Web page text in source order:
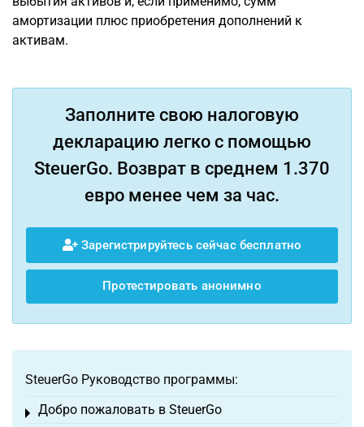
амортизации плюс приобретения дополнений к
активам.
Заполните свою налоговую
декларацию легко с помощью
SteuerGo. Возврат в среднем 1.370
евро менее чем за час.
Зарегистрируйтесь сейчас бесплатно
Протестировать анонимно
SteuerGo Руководство программы:
Добро пожаловать в SteuerGo
Toggle menu